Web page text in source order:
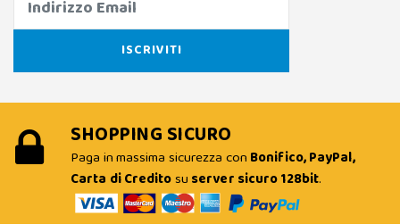
SHOPPING SICURO
Paga in massima sicurezza con Bonifico, PayPal,
Carta di Creditosu server sicuro 128bit.